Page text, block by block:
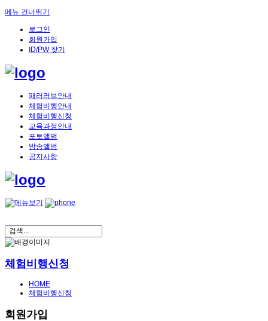
메뉴 건너뛰기
로그인
회원가입
ID/PW 찾기
패러러브안내
체험비행안내
체험비행신청
교육과정안내
포토앨범
방송앨범
공지사항
체험비행신청
HOME
체험비행신청
회원가입